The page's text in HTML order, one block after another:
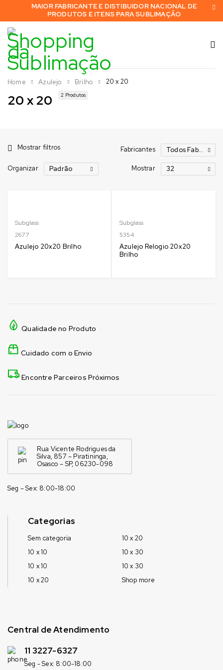
MAIOR FABRICANTE E DISTIBUIDOR NACIONAL DE
PRODUTOS E ITENS PARA SUBLIMAÇÃO
20 x 20 2 Produtos
Home Azulejo Brilho 20 x 20
Mostrar filtros Fabricantes Todos Fabricantes
Organizar Padrão Mostrar 32
Subglass
2677
Azulejo 20x20 Brilho
Subglass
5354
Azulejo Relogio 20x20
Brilho
Qualidade no Produto
Cuidado com o Envio
Encontre Parceiros Próximos
Rua Vicente Rodrigues da
Silva, 857 – Piratininga,
Osasco – SP, 06230-098
Seg – Sex: 8:00-18:00
Categorias
Sem categoria
10 x 10
10 x 10
10 x 20
10 x 20
10 x 30
10 x 30
Shop more
Central de Atendimento
11 3227-6327
Seg - Sex: 8:00-18:00